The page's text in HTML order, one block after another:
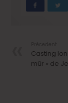
Casting
mûr » de